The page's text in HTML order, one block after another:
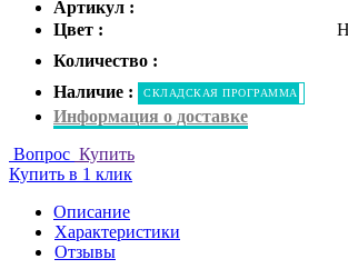
Артикул :
Цвет :
Количество :
Наличие :
СКЛАДСКАЯ ПРОГРАММА
Информация о доставке
Вопрос Купить
Купить в 1 клик
Описание
Характеристики
Отзывы